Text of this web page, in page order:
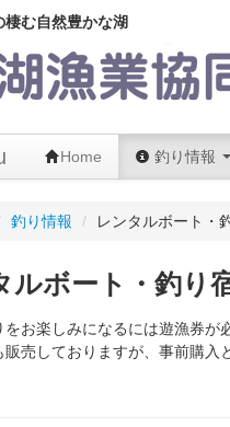
棲む自然豊かな湖
Home 釣り情報
釣り情報 / レンタルボート・
ルボート・釣り
をお楽しみになるには遊漁券が
販売しておりますが、事前購入